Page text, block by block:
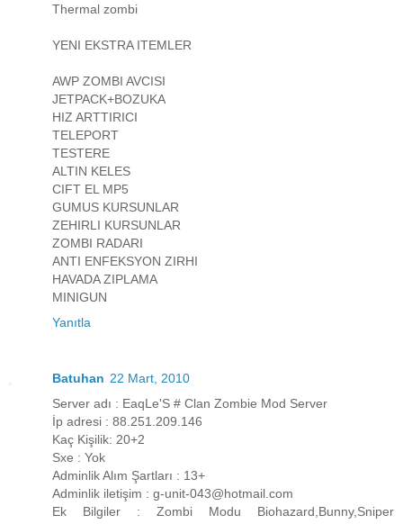
Thermal zombi
YENI EKSTRA ITEMLER
AWP ZOMBI AVCISI
JETPACK+BOZUKA
HIZ ARTTIRICI
TELEPORT
TESTERE
ALTIN KELES
CIFT EL MP5
GUMUS KURSUNLAR
ZEHIRLI KURSUNLAR
ZOMBI RADARI
ANTI ENFEKSYON ZIRHI
HAVADA ZIPLAMA
MINIGUN
Yanıtla
Batuhan 22 Mart, 2010
Server adı : EaqLe'S # Clan Zombie Mod Server
İp adresi : 88.251.209.146
Kaç Kişilik: 20+2
Sxe : Yok
Adminlik Alım Şartları : 13+
Adminlik iletişim : g-unit-043@hotmail.com
Ek Bilgiler : Zombi Modu Biohazard,Bunny,Sniper